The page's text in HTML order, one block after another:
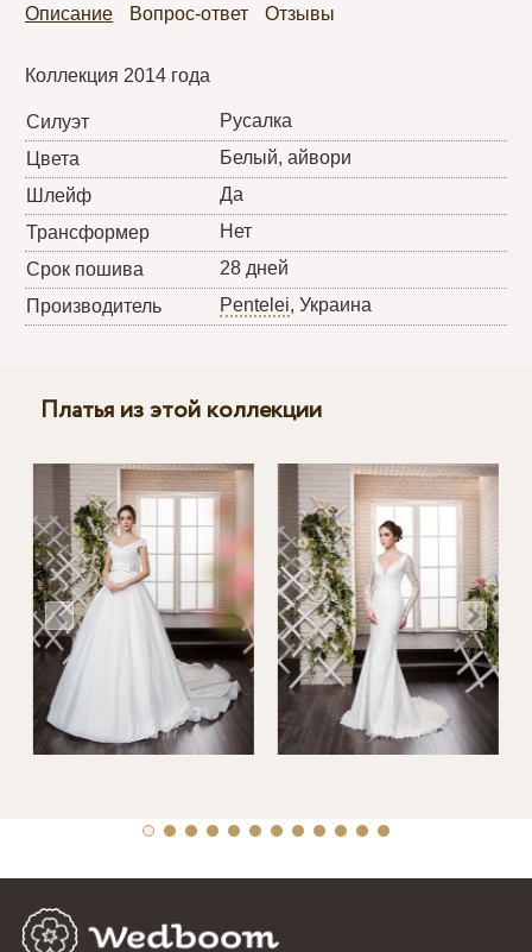
Описание Вопрос-ответ Отзывы
Коллекция 2014 года
Силуэт
Русалка
Цвета
Белый, айвори
Шлейф
Да
Трансформер
Нет
Срок пошива
28 дней
Производитель
Pentelei, Украина
Платья из этой коллекции